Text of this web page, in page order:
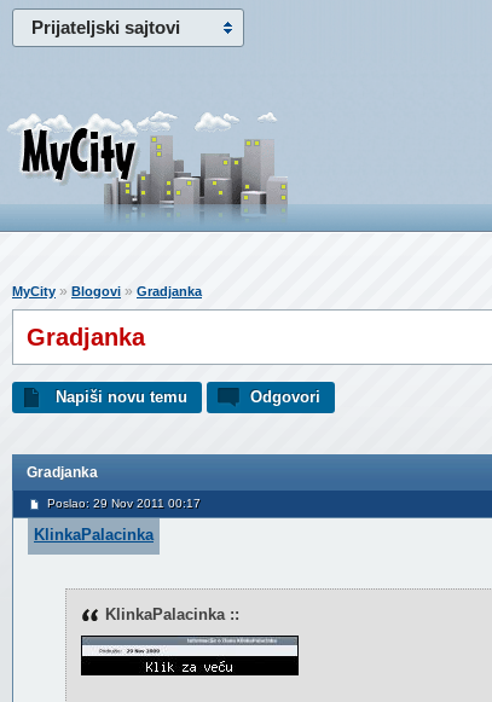
Prijateljski sajtovi
MyCity » Blogovi » Gradjanka
Gradjanka
Napiši novu temu Odgovori
Gradjanka
Poslao: 29 Nov 2011 00:17
KlinkaPalacinka
KlinkaPalacinka ::